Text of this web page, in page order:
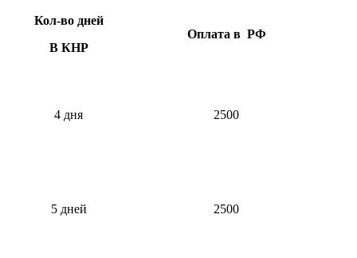
Кол-во дней
В КНР
Оплата в РФ
4 дня 2500
5 дней 2500